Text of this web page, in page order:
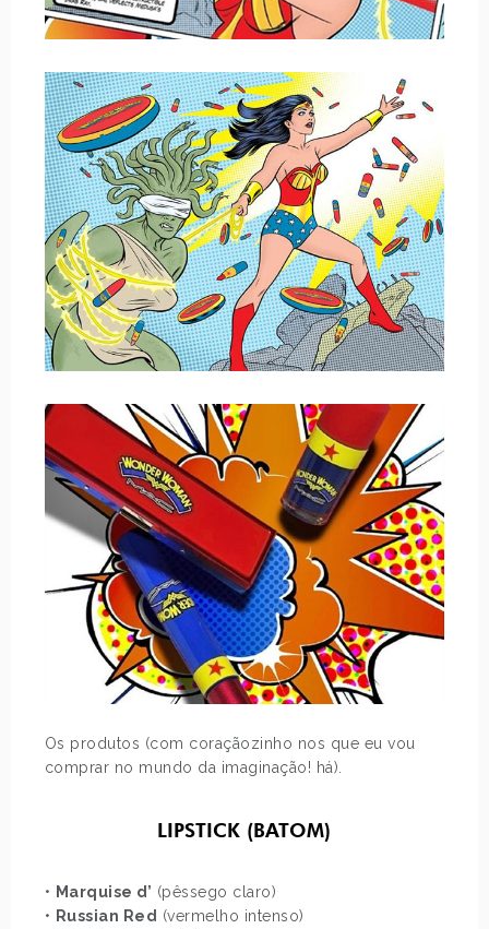
Os produtos (com coraçãozinho nos que eu vou
comprar no mundo da imaginação! há).
LIPSTICK (BATOM)
• Marquise d’ (pêssego claro)
• Russian Red (vermelho intenso)